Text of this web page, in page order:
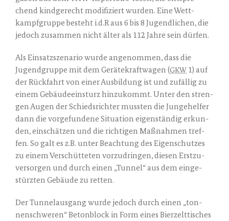
chend kind­ge­recht modi­fi­ziert wur­den. Eine Wett­
kampf­grup­pe besteht i.d.R aus 6 bis 8 Jugend­li­chen, die
jedoch zusam­men nicht älter als 112 Jah­re sein dürfen.
Als Ein­satz­sze­na­rio wur­de ange­nom­men, dass die
Jugend­grup­pe mit dem Gerä­te­kraft­wa­gen (GKW 1) auf
der Rück­fahrt von einer Aus­bil­dung ist und zufäl­lig zu
einem Gebäu­de­ein­sturz hin­zu­kommt. Unter den stren­
gen Augen der Schieds­rich­ter muss­ten die Jun­ge­hel­fer
dann die vor­ge­fun­de­ne Situa­ti­on eigen­stän­dig erkun­
den, ein­schät­zen und die rich­ti­gen Maß­nah­men tref­
fen. So galt es z.B. unter Beach­tung des Eigen­schut­zes
zu einem Ver­schüt­te­ten vor­zu­drin­gen, die­sen Erst­zu­
ver­sor­gen und durch einen „Tun­nel“ aus dem ein­ge­
stürz­ten Gebäu­de zu retten.
Der Tun­nel­aus­gang wur­de jedoch durch einen „ton­
nen­schwe­ren“ Beton­block in Form eines Bier­zelt­ti­sches